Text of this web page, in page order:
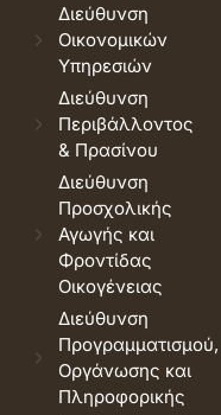
Διεύθυνση
Οικονομικών
Υπηρεσιών
Διεύθυνση
Περιβάλλοντος
& Πρασίνου
Διεύθυνση
Προσχολικής
Αγωγής και
Φροντίδας
Οικογένειας
Διεύθυνση
Προγραμματισμού,
Οργάνωσης και
Πληροφορικής